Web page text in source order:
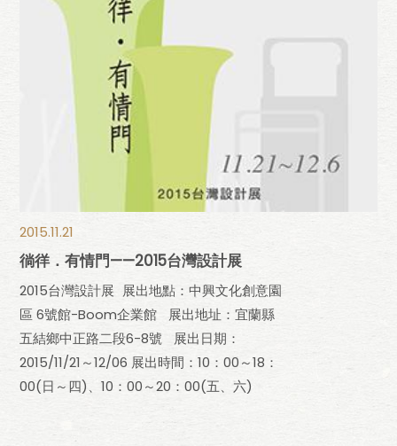
2015.11.21
徜徉．有情門——2015台灣設計展
2015台灣設計展 展出地點：中興文化創意園
區 6號館-Boom企業館 展出地址：宜蘭縣
五結鄉中正路二段6-8號 展出日期：
2015/11/21～12/06 展出時間：10：00～18：
00(日～四)、10：00～20：00(五、六)